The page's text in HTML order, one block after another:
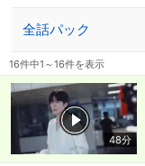
全話パック
16件中1～16件を表示
48分